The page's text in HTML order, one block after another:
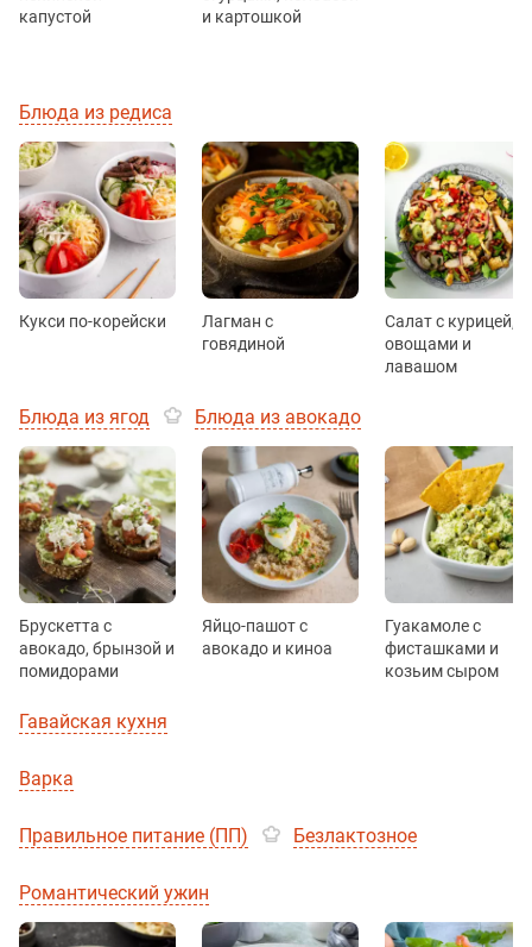
капустой
и картошкой
Блюда из редиса
Кукси по-корейски
Лагман с
говядиной
Салат с курицей,
овощами и
лавашом
Блюда из ягод Блюда из авокадо
Брускетта с
авокадо, брынзой и
помидорами
Яйцо-пашот с
авокадо и киноа
Гуакамоле с
фисташками и
козьим сыром
Гавайская кухня
Варка
Правильное питание (ПП) Безлактозное
Романтический ужин